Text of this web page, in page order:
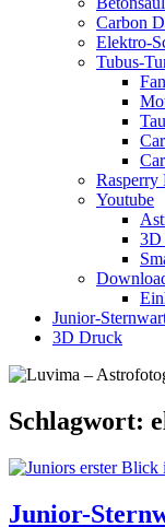
Carbon
Elektro-
Tubus-
Rasperry
Youtube
3D
Junior-
3D Druck
Schlagwort:
Junior-